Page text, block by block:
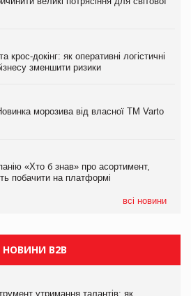
крос-докінг: як оперативні логістичні
зменшити ризики
морозива від власної ТМ Varto
«Хто б знав» про асортимент,
побачити на платформі
всі новини
морозива від власної ТМ Varto
«Хто б знав» про асортимент,
у VARUS з’явилися паучі
купує мережу магазинів
у першому півріччі
на 9%
НОВИНИ B2B
утримання талантів: як